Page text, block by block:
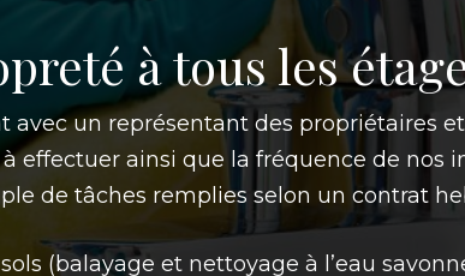
à tous les
avec un représentant des propriétaires
effectuer ainsi que la fréquence de nos
de tâches remplies selon un contrat
(balayage et nettoyage à l’eau